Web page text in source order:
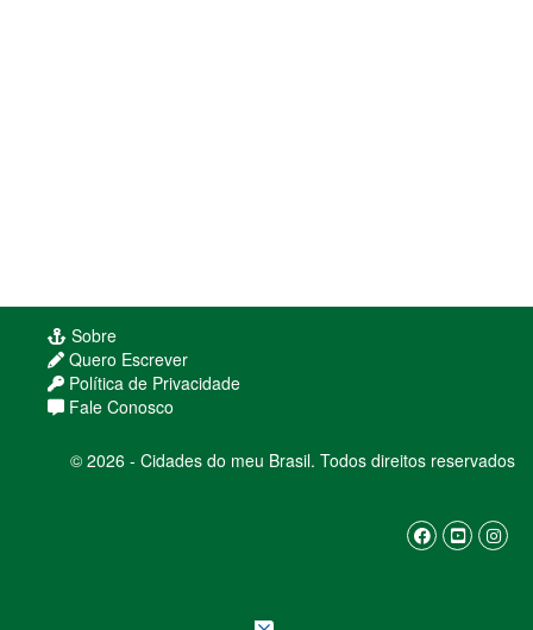
Sobre
Quero Escrever
Política de Privacidade
Fale Conosco
© 2026 - Cidades do meu Brasil. Todos direitos reservados